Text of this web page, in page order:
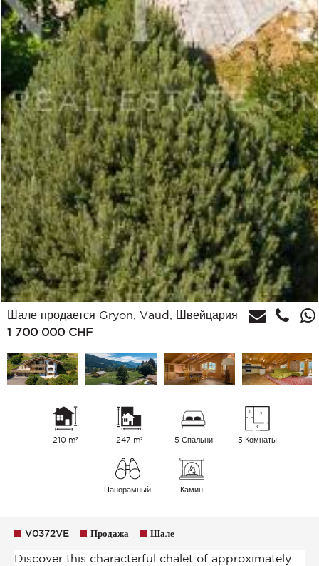
Шале продается Gryon, Vaud, Швейцария
1 700 000 CHF
210 m² 247 m² 5 Спальни 5 Комнаты
Панорамный Камин
V0372VE Продажа Шале